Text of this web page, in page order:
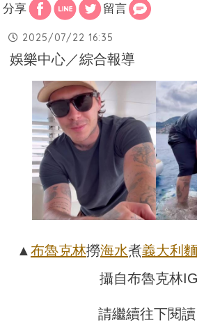
分享 留言
2025/07/22 16:35
娛樂中心／綜合報導
▲布魯克林撈海水煮義大利麵
攝自布魯克林IG
請繼續往下閱